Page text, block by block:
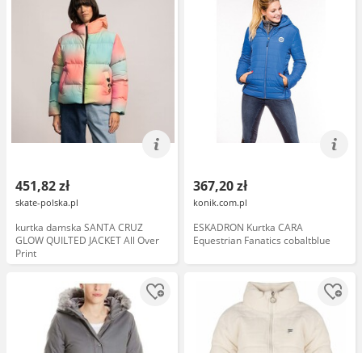
451,82 zł
skate-polska.pl
kurtka damska SANTA CRUZ
GLOW QUILTED JACKET All Over
Print
367,20 zł
konik.com.pl
ESKADRON Kurtka CARA
Equestrian Fanatics cobaltblue